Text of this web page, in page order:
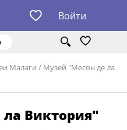
Войти
Малаги / Музей "Месон де ла
Виктория"